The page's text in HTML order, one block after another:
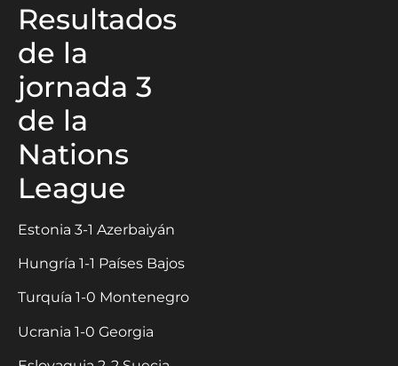
Resultados
de la
jornada 3
de la
Nations
League
Estonia 3-1 Azerbaiyán
Hungría 1-1 Países Bajos
Turquía 1-0 Montenegro
Ucrania 1-0 Georgia